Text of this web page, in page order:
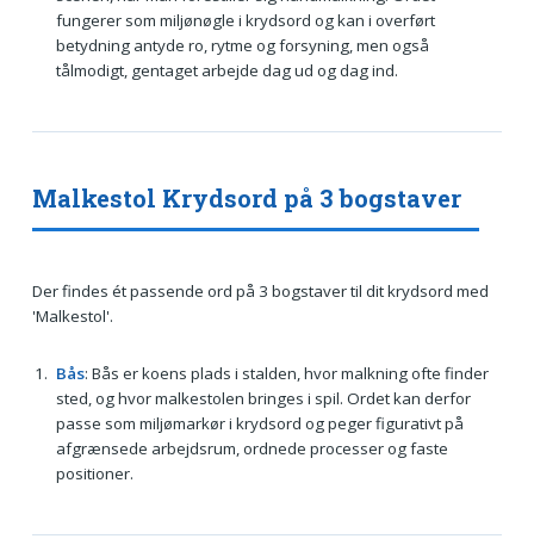
fungerer som miljønøgle i krydsord og kan i overført
betydning antyde ro, rytme og forsyning, men også
tålmodigt, gentaget arbejde dag ud og dag ind.
Malkestol Krydsord på 3 bogstaver
Der findes ét passende ord på 3 bogstaver til dit krydsord med
'Malkestol'.
Bås: Bås er koens plads i stalden, hvor malkning ofte finder
sted, og hvor malkestolen bringes i spil. Ordet kan derfor
passe som miljømarkør i krydsord og peger figurativt på
afgrænsede arbejdsrum, ordnede processer og faste
positioner.